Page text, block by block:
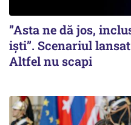
”Asta ne dă jos,
iști”. Scenariul
Altfel nu scapi